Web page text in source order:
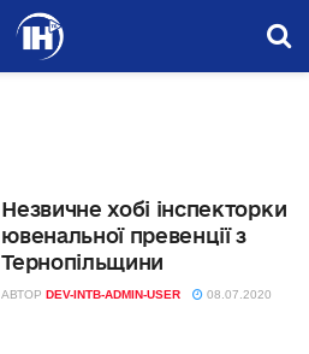
Незвичне хобі інспекторки
ювенальної превенції з
Тернопільщини
АВТОР DEV-INTB-ADMIN-USER 08.07.2020